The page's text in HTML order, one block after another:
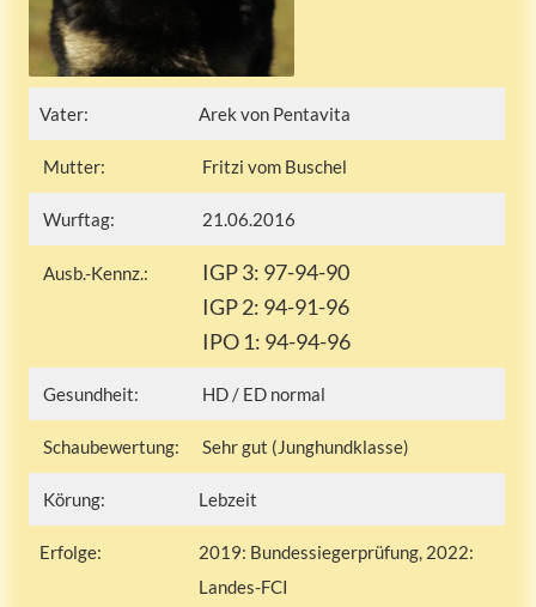
Vater: Arek von Pentavita
Mutter: Fritzi vom Buschel
Wurftag: 21.06.2016
Ausb.-Kennz.:
IGP 3: 97-94-90
IGP 2: 94-91-96
IPO 1: 94-94-96
Gesundheit: HD / ED normal
Schaubewertung: Sehr gut (Junghundklasse)
Körung: Lebzeit
Erfolge:
2019: Bundessiegerprüfung, 2022:
Landes-FCI